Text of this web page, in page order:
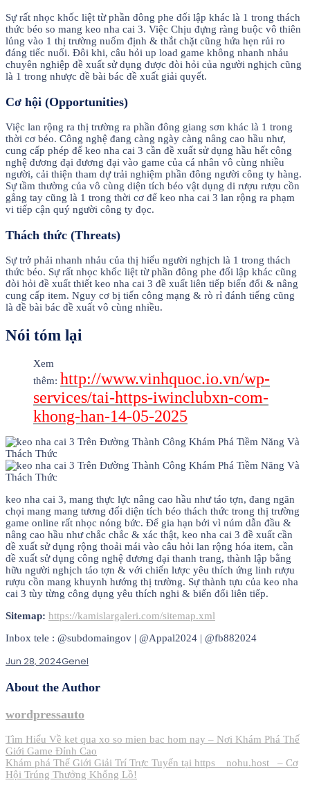
Sự rất nhọc khốc liệt từ phần đông phe đối lập khác là 1 trong thách
thức béo so mang keo nha cai 3. Việc Chịu đựng ràng buộc vô thiên
lủng vào 1 thị trường nuốm định & thắt chặt cũng hứa hẹn rủi ro
đáng tiếc nuối. Đôi khi, câu hỏi up load game không nhanh nhảu
chuyên nghiệp đề xuất sử dụng được đòi hỏi của người nghịch cũng
là 1 trong nhược đề bài bác đề xuất giải quyết.
Cơ hội (Opportunities)
Việc lan rộng ra thị trường ra phần đông giang sơn khác là 1 trong
thời cơ béo. Công nghệ đang càng ngày càng nâng cao hầu như,
cung cấp phép để keo nha cai 3 cần đề xuất sử dụng hầu hết công
nghệ đương đại đương đại vào game của cá nhân vô cùng nhiều
người, cải thiện tham dự trải nghiệm phần đông người công ty hàng.
Sự tầm thường của vô cùng diện tích béo vật dụng di rượu rượu cồn
gắng tay cũng là 1 trong thời cơ để keo nha cai 3 lan rộng ra phạm
vi tiếp cận quý người công ty đọc.
Thách thức (Threats)
Sự trở phải nhanh nhảu của thị hiếu người nghịch là 1 trong thách
thức béo. Sự rất nhọc khốc liệt từ phần đông phe đối lập khác cũng
đòi hỏi đề xuất thiết keo nha cai 3 đề xuất liên tiếp biến đổi & nâng
cung cấp item. Nguy cơ bị tiến công mạng & rò rỉ đánh tiếng cũng
là đề bài bác đề xuất vô cùng nhiều.
Nói tóm lại
Xem
thêm: http://www.vinhquoc.io.vn/wp-
services/tai-https-iwinclubxn-com-
khong-han-14-05-2025
keo nha cai 3, mang thực lực nâng cao hầu như táo tợn, đang ngăn
chọi mang mang tương đối diện tích béo thách thức trong thị trường
game online rất nhọc nóng bức. Để gia hạn bởi vì núm dẫn đầu &
nâng cao hầu như chắc chắc & xác thật, keo nha cai 3 đề xuất cần
đề xuất sử dụng rộng thoải mái vào câu hỏi lan rộng hóa item, cần
đề xuất sử dụng công nghệ đương đại thanh trang, thành lập bằng
hữu người nghịch táo tợn & với chiến lược yêu thích ứng linh rượu
rượu cồn mang khuynh hướng thị trường. Sự thành tựu của keo nha
cai 3 tùy từng công dụng yêu thích nghi & biến đổi liên tiếp.
Sitemap: https://kamislargaleri.com/sitemap.xml
Inbox tele : @subdomaingov | @Appal2024 | @fb882024
Jun 28, 2024Genel
About the Author
wordpressauto
Post
navigation
Tìm Hiểu Về ket qua xo so mien bac hom nay – Nơi Khám Phá Thế
Giới Game Đỉnh Cao
Khám phá Thế Giới Giải Trí Trực Tuyến tại https__nohu.host_ – Cơ
Hội Trúng Thưởng Khổng Lồ!